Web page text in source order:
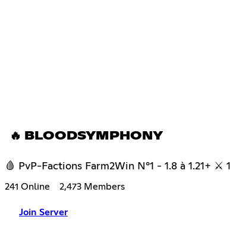
🔥 BLOODSYMPHONY
🩸 PvP-Factions Farm2Win N°1 - 1.8 à 1.21+
241 Online 2,473 Members
Join Server